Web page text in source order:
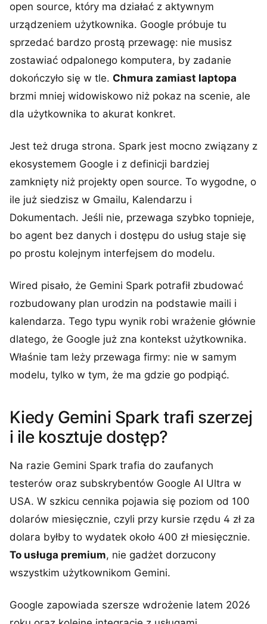
open source, który ma działać z aktywnym
urządzeniem użytkownika. Google próbuje tu
sprzedać bardzo prostą przewagę: nie musisz
zostawiać odpalonego komputera, by zadanie
dokończyło się w tle. Chmura zamiast laptopa
brzmi mniej widowiskowo niż pokaz na scenie, ale
dla użytkownika to akurat konkret.
Jest też druga strona. Spark jest mocno związany z
ekosystemem Google i z definicji bardziej
zamknięty niż projekty open source. To wygodne, o
ile już siedzisz w Gmailu, Kalendarzu i
Dokumentach. Jeśli nie, przewaga szybko topnieje,
bo agent bez danych i dostępu do usług staje się
po prostu kolejnym interfejsem do modelu.
Wired pisało, że Gemini Spark potrafił zbudować
rozbudowany plan urodzin na podstawie maili i
kalendarza. Tego typu wynik robi wrażenie głównie
dlatego, że Google już zna kontekst użytkownika.
Właśnie tam leży przewaga firmy: nie w samym
modelu, tylko w tym, że ma gdzie go podpiąć.
Kiedy Gemini Spark trafi szerzej
i ile kosztuje dostęp?
Na razie Gemini Spark trafia do zaufanych
testerów oraz subskrybentów Google AI Ultra w
USA. W szkicu cennika pojawia się poziom od 100
dolarów miesięcznie, czyli przy kursie rzędu 4 zł za
dolara byłby to wydatek około 400 zł miesięcznie.
To usługa premium, nie gadżet dorzucony
wszystkim użytkownikom Gemini.
Google zapowiada szersze wdrożenie latem 2026